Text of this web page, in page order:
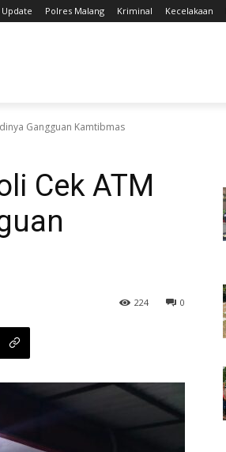
Polres Malang Kriminal Kecelakaan
Gangguan Kamtibmas
Cek ATM
0
224